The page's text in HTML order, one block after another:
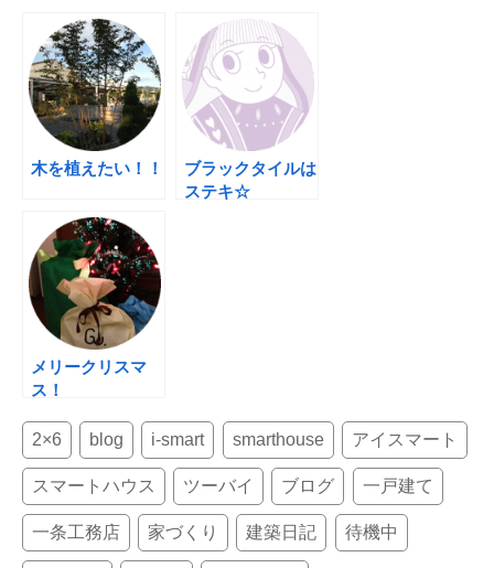
e
b
o
o
k
er
st
木を植えたい！！
ブラックタイルは
ステキ☆
メリークリスマ
ス！
2×6 blog i-smart smarthouse アイスマート
スマートハウス ツーバイ ブログ 一戸建て
一条工務店 家づくり 建築日記 待機中